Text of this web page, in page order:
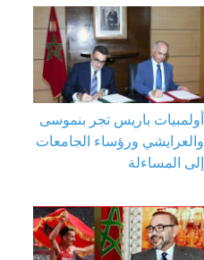
أولمبيات باريس تجر بنموسى
والعرايشي ورؤساء الجامعات
إلى المساءلة